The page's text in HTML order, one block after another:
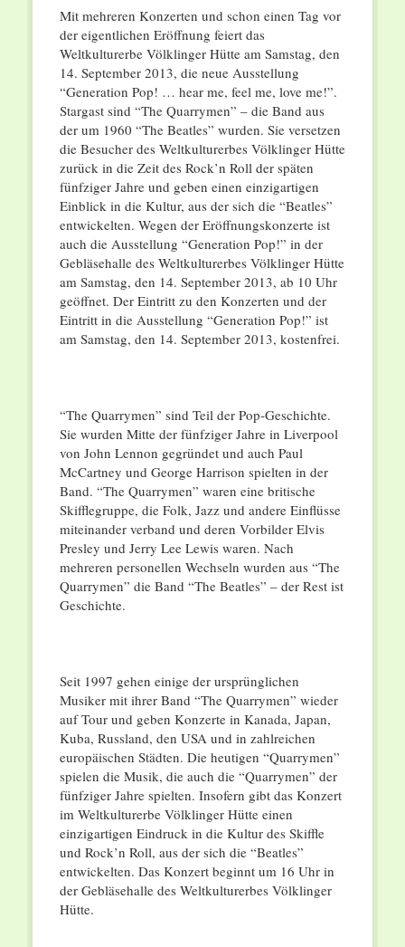
Mit mehreren Konzerten und schon einen Tag vor
der eigentlichen Eröffnung feiert das
Weltkulturerbe Völklinger Hütte am Samstag, den
14. September 2013, die neue Ausstellung
“Generation Pop! … hear me, feel me, love me!”.
Stargast sind “The Quarrymen” – die Band aus
der um 1960 “The Beatles” wurden. Sie versetzen
die Besucher des Weltkulturerbes Völklinger Hütte
zurück in die Zeit des Rock’n Roll der späten
fünfziger Jahre und geben einen einzigartigen
Einblick in die Kultur, aus der sich die “Beatles”
entwickelten. Wegen der Eröffnungskonzerte ist
auch die Ausstellung “Generation Pop!” in der
Gebläsehalle des Weltkulturerbes Völklinger Hütte
am Samstag, den 14. September 2013, ab 10 Uhr
geöffnet. Der Eintritt zu den Konzerten und der
Eintritt in die Ausstellung “Generation Pop!” ist
am Samstag, den 14. September 2013, kostenfrei.
“The Quarrymen” sind Teil der Pop-Geschichte.
Sie wurden Mitte der fünfziger Jahre in Liverpool
von John Lennon gegründet und auch Paul
McCartney und George Harrison spielten in der
Band. “The Quarrymen” waren eine britische
Skifflegruppe, die Folk, Jazz und andere Einflüsse
miteinander verband und deren Vorbilder Elvis
Presley und Jerry Lee Lewis waren. Nach
mehreren personellen Wechseln wurden aus “The
Quarrymen” die Band “The Beatles” – der Rest ist
Geschichte.
Seit 1997 gehen einige der ursprünglichen
Musiker mit ihrer Band “The Quarrymen” wieder
auf Tour und geben Konzerte in Kanada, Japan,
Kuba, Russland, den USA und in zahlreichen
europäischen Städten. Die heutigen “Quarrymen”
spielen die Musik, die auch die “Quarrymen” der
fünfziger Jahre spielten. Insofern gibt das Konzert
im Weltkulturerbe Völklinger Hütte einen
einzigartigen Eindruck in die Kultur des Skiffle
und Rock’n Roll, aus der sich die “Beatles”
entwickelten. Das Konzert beginnt um 16 Uhr in
der Gebläsehalle des Weltkulturerbes Völklinger
Hütte.